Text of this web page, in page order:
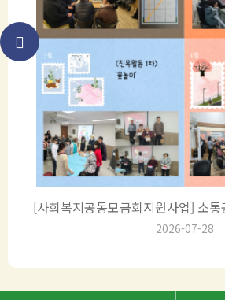
2026-07-28